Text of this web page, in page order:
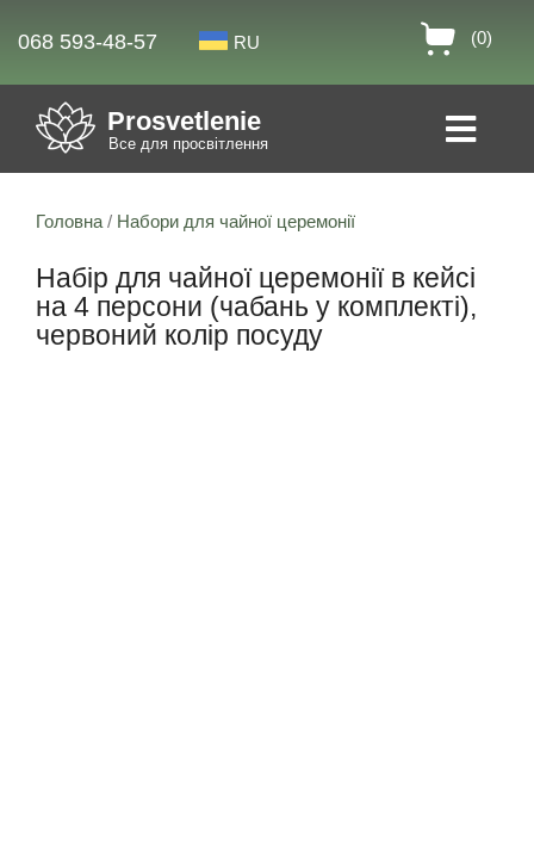
068 593-48-57 RU (0)
Prosvetlenie
Все для просвітлення
Головна / Набори для чайної церемонії
Набір для чайної церемонії в кейсі
на 4 персони (чабань у комплекті),
червоний колір посуду